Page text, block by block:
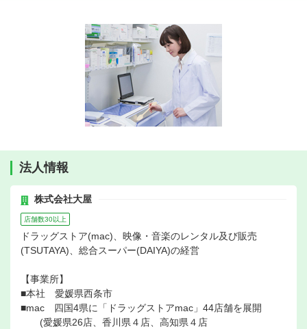
法人情報
株式会社大屋
店舗数30以上
ドラッグストア(mac)、映像・音楽のレンタル及び販売
(TSUTAYA)、総合スーパー(DAIYA)の経営
【事業所】
■本社 愛媛県西条市
■mac 四国4県に「ドラッグストアmac」44店舗を展開
(愛媛県26店、香川県４店、高知県４店